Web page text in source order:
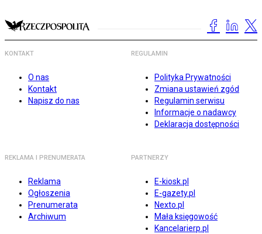
KONTAKT
O nas
Kontakt
Napisz do nas
REGULAMIN
Polityka Prywatności
Zmiana ustawień zgód
Regulamin serwisu
Informacje o nadawcy
Deklaracja dostępności
REKLAMA I PRENUMERATA
Reklama
Ogłoszenia
Prenumerata
Archiwum
PARTNERZY
E-kiosk.pl
E-gazety.pl
Nexto.pl
Mała księgowość
Kancelarierp.pl